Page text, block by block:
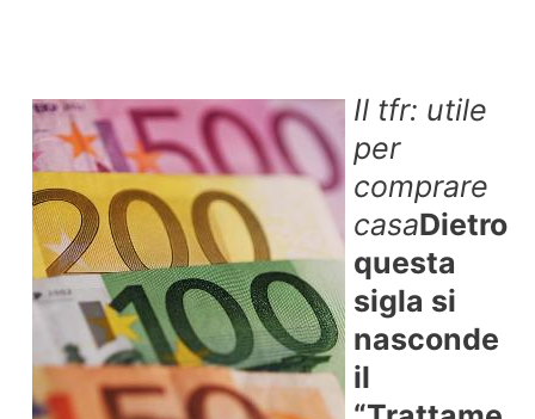
Il tfr: utile
per
comprare
casaDietro
questa
sigla si
nasconde
il